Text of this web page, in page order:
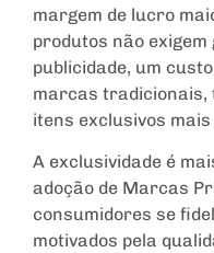
margem de lucro
produtos não
publicidade, um
marcas tradicionais,
itens exclusivos
A exclusividade é
adoção de Marcas
consumidores se
motivados pela